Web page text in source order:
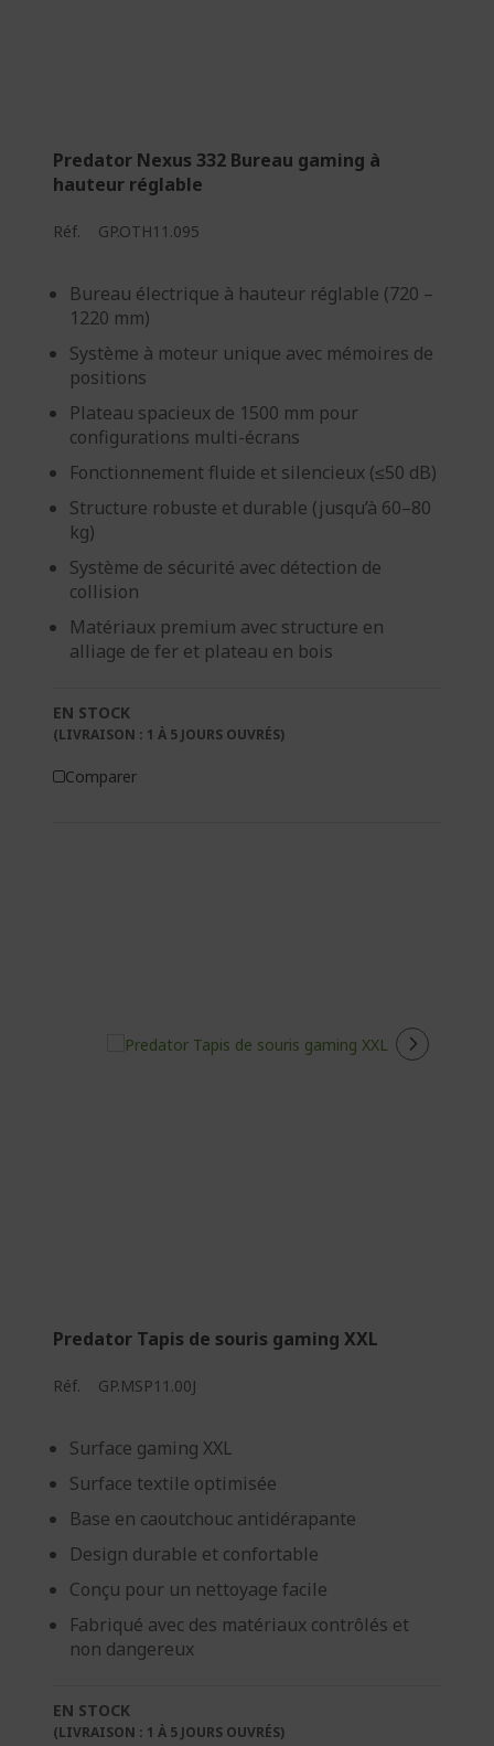
Predator Nexus 332 Bureau gaming à
hauteur réglable
Réf. GP.OTH11.095
Bureau électrique à hauteur réglable (720 –
1220 mm)
Système à moteur unique avec mémoires de
positions
Plateau spacieux de 1500 mm pour
configurations multi-écrans
Fonctionnement fluide et silencieux (≤50 dB)
Structure robuste et durable (jusqu’à 60–80
kg)
Système de sécurité avec détection de
collision
Matériaux premium avec structure en
alliage de fer et plateau en bois
EN STOCK
(LIVRAISON : 1 À 5 JOURS OUVRÉS)
Comparer
Predator Tapis de souris gaming XXL
Réf. GP.MSP11.00J
Surface gaming XXL
Surface textile optimisée
Base en caoutchouc antidérapante
Design durable et confortable
Conçu pour un nettoyage facile
Fabriqué avec des matériaux contrôlés et
non dangereux
EN STOCK
(LIVRAISON : 1 À 5 JOURS OUVRÉS)